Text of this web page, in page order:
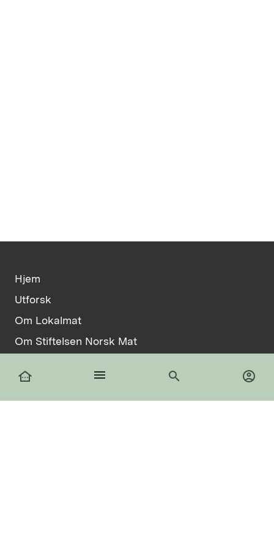
other_houses menu search account_circle
Hjem
Utforsk
Om Lokalmat
Om Stiftelsen Norsk Mat
Informasjonskapsler
facebook